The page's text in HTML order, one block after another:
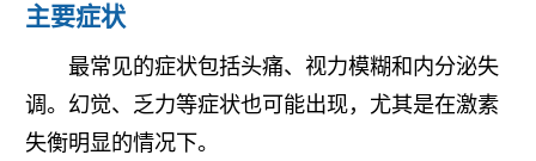
主要症状
最常见的症状包括头痛、视力模糊和内分泌失
调。幻觉、乏力等症状也可能出现，尤其是在激素
失衡明显的情况下。